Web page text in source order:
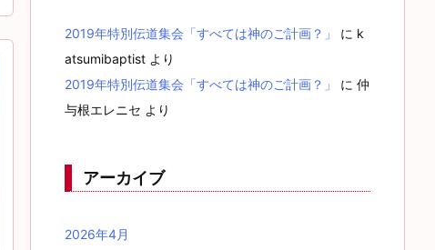
2019年特別伝道集会「すべては神のご計画？」 に k
atsumibaptist より
2019年特別伝道集会「すべては神のご計画？」
に 仲
与根エレニセ より
アーカイブ
2026年4月